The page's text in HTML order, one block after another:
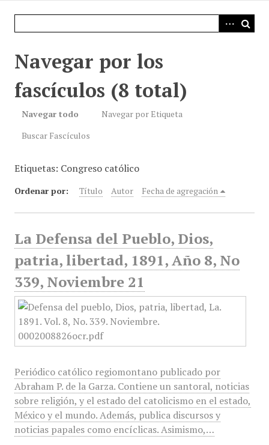
Navegar por los
fascículos (8 total)
Navegar todo
Navegar por Etiqueta
Buscar Fascículos
Etiquetas: Congreso católico
Ordenar por: Título Autor Fecha de agregación
La Defensa del Pueblo, Dios,
patria, libertad, 1891, Año 8, No
339, Noviembre 21
Periódico católico regiomontano publicado por
Abraham P. de la Garza. Contiene un santoral, noticias
sobre religión, y el estado del catolicismo en el estado,
México y el mundo. Además, publica discursos y
noticias papales como encíclicas. Asimismo,…